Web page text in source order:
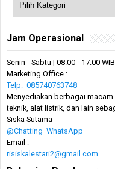
Jam Operasional
Senin - Sabtu | 08.00 - 17.00 WIB
Marketing Office :
Telp:_085740763748
Menyediakan berbagai
teknik, alat listrik, dan lain
Siska Sutama
@Chatting_WhatsApp
Email :
risiskalestari2@gmail.com